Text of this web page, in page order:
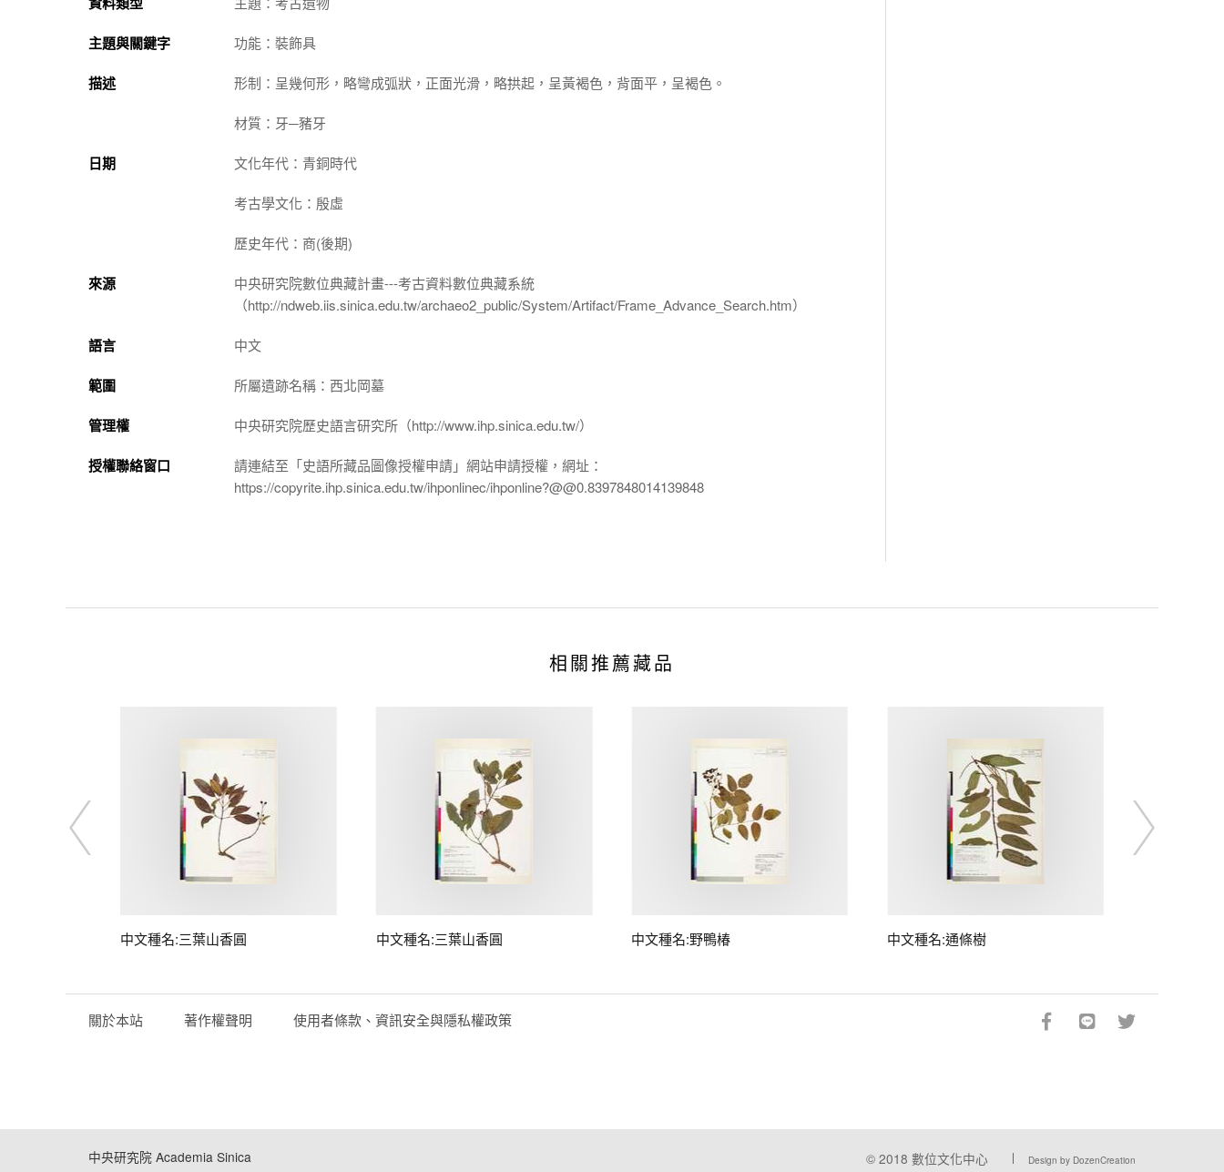
主題與關鍵字 功能：裝飾具
描述 形制：呈幾何形，略彎成弧狀，正面光滑，略拱起，呈黃褐色，背面平，呈褐色。
材質：牙─豬牙
日期 文化年代：青銅時代
考古學文化：殷虛
歷史年代：商(後期)
來源
中央研究院數位典藏計畫---考古資料數位典藏系統
（http://ndweb.iis.sinica.edu.tw/archaeo2_public/System/Artifact/Frame_Advance_Search.htm）
語言 中文
範圍 所屬遺跡名稱：西北岡墓
管理權 中央研究院歷史語言研究所（http://www.ihp.sinica.edu.tw/）
授權聯絡窗口
請連結至「史語所藏品圖像授權申請」網站申請授權，網址：
https://copyrite.ihp.sinica.edu.tw/ihponlinec/ihponline?@@0.8397848014139848
相關推薦藏品
中文種名:三葉山香圓 中文種名:三葉山香圓 中文種名:野鴨椿 中文種名:通條樹
關於本站 著作權聲明 使用者條款、資訊安全與隱私權政策
中央研究院 Academia Sinica © 2018 數位文化中心 Design by DozenCreation